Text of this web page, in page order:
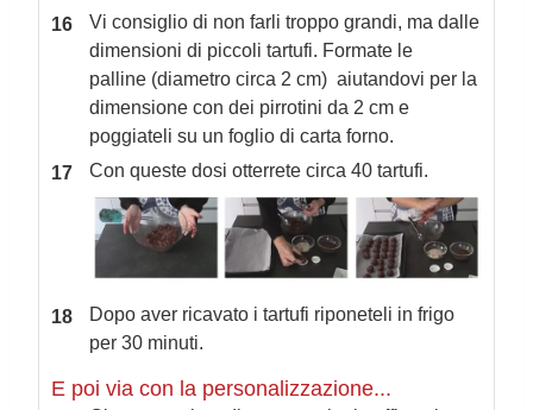
Vi consiglio di non farli troppo grandi, ma dalle
dimensioni di piccoli tartufi. Formate le
palline (diametro circa 2 cm) aiutandovi per la
dimensione con dei pirrotini da 2 cm e
poggiateli su un foglio di carta forno.
Con queste dosi otterrete circa 40 tartufi.
Dopo aver ricavato i tartufi riponeteli in frigo
per 30 minuti.
E poi via con la personalizzazione...